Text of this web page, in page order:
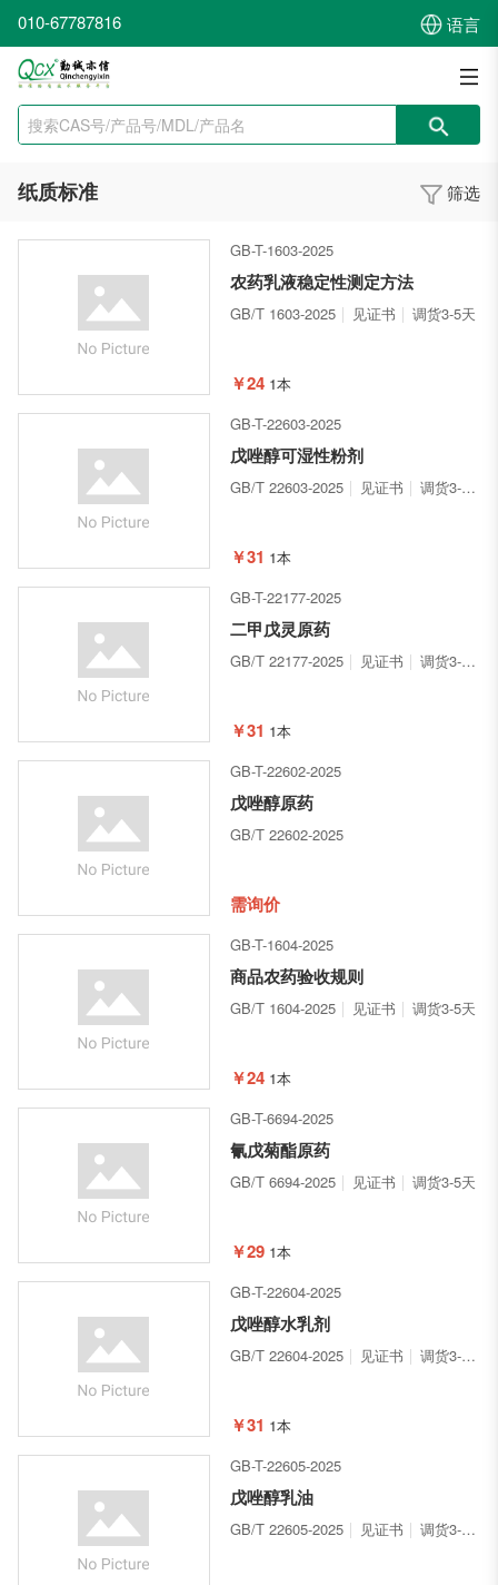
010-67787816 语言
纸质标准 筛选
GB-T-1603-2025
农药乳液稳定性测定方法
GB/T 1603-2025 见证书 调货3-5天
￥24 1本
GB-T-22603-2025
戊唑醇可湿性粉剂
GB/T 22603-2025 见证书 调货3-5天
￥31 1本
GB-T-22177-2025
二甲戊灵原药
GB/T 22177-2025 见证书 调货3-5天
￥31 1本
GB-T-22602-2025
戊唑醇原药
GB/T 22602-2025
需询价
GB-T-1604-2025
商品农药验收规则
GB/T 1604-2025 见证书 调货3-5天
￥24 1本
GB-T-6694-2025
氰戊菊酯原药
GB/T 6694-2025 见证书 调货3-5天
￥29 1本
GB-T-22604-2025
戊唑醇水乳剂
GB/T 22604-2025 见证书 调货3-5天
￥31 1本
GB-T-22605-2025
戊唑醇乳油
GB/T 22605-2025 见证书 调货3-5天